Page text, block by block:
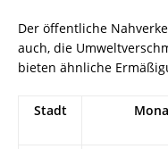
Der öffentliche
auch, die
bieten ähnliche
Stadt